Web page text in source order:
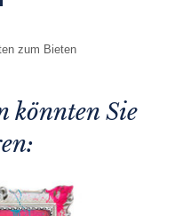
zum Bieten
könnten Sie